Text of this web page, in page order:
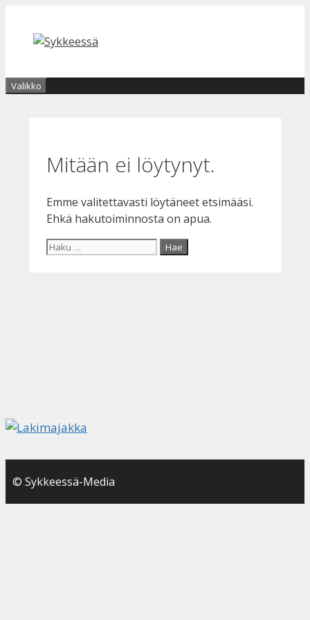
sisältöön
Valikko
Mitään ei löytynyt.
Emme valitettavasti löytäneet etsimääsi.
Ehkä hakutoiminnosta on apua.
Haku:
© Sykkeessä-Media